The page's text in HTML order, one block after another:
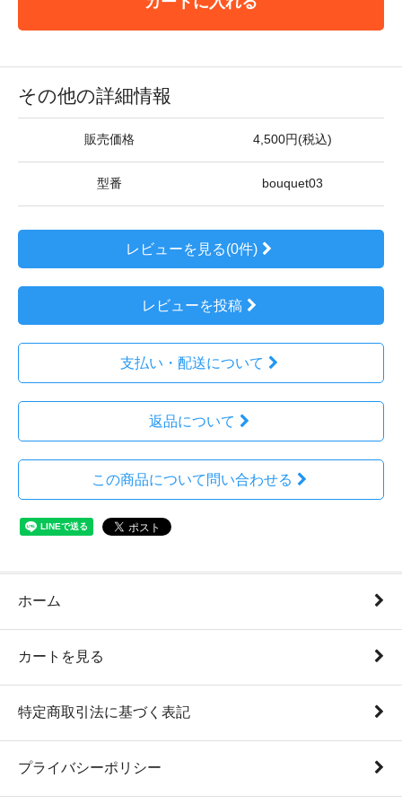
その他の詳細情報
販売価格 4,500円(税込)
型番 bouquet03
レビューを見る(0件)
レビューを投稿
支払い・配送について
返品について
この商品について問い合わせる
ホーム
カートを見る
特定商取引法に基づく表記
プライバシーポリシー